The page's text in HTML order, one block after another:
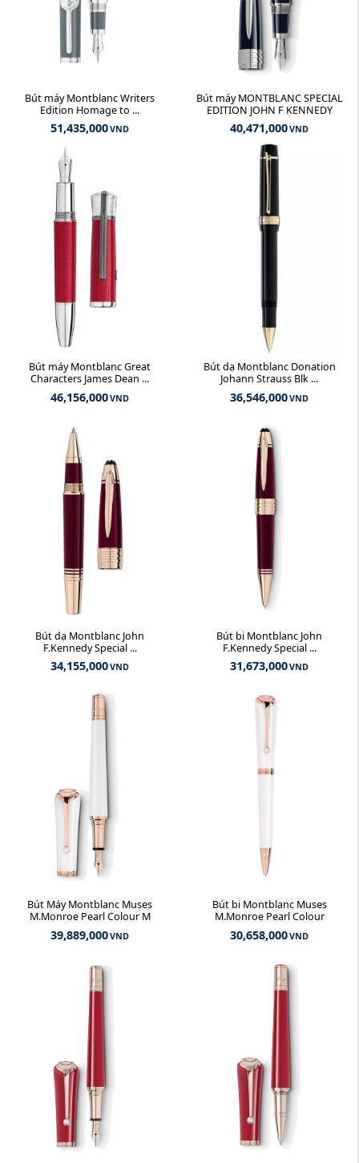
Bút máy Montblanc Writers
Edition Homage to ...
51,435,000VND
Bút máy MONTBLANC SPECIAL
EDITION JOHN F KENNEDY
40,471,000VND
Bút máy Montblanc Great
Characters James Dean ...
46,156,000VND
Bút dạ Montblanc Donation
Johann Strauss Blk ...
36,546,000VND
Bút dạ Montblanc John
F.Kennedy Special ...
34,155,000VND
Bút bi Montblanc John
F.Kennedy Special ...
31,673,000VND
Bút Máy Montblanc Muses
M.Monroe Pearl Colour M
39,889,000VND
Bút bi Montblanc Muses
M.Monroe Pearl Colour
30,658,000VND